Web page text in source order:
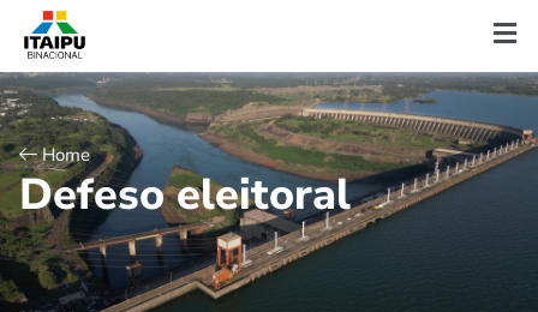
Home
Defeso eleitoral